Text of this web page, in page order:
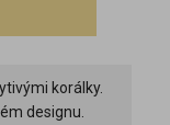
korálky.
designu.